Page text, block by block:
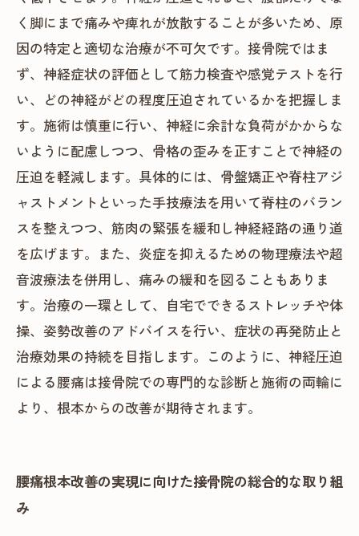
く脚にまで痛みや痺れが放散することが多いため、原
因の特定と適切な治療が不可欠です。接骨院ではま
ず、神経症状の評価として筋力検査や感覚テストを行
い、どの神経がどの程度圧迫されているかを把握しま
す。施術は慎重に行い、神経に余計な負荷がかからな
いように配慮しつつ、骨格の歪みを正すことで神経の
圧迫を軽減します。具体的には、骨盤矯正や脊柱アジ
ャストメントといった手技療法を用いて脊柱のバラン
スを整えつつ、筋肉の緊張を緩和し神経経路の通り道
を広げます。また、炎症を抑えるための物理療法や超
音波療法を併用し、痛みの緩和を図ることもありま
す。治療の一環として、自宅でできるストレッチや体
操、姿勢改善のアドバイスを行い、症状の再発防止と
治療効果の持続を目指します。このように、神経圧迫
による腰痛は接骨院での専門的な診断と施術の両輪に
より、根本からの改善が期待されます。
腰痛根本改善の実現に向けた接骨院の総合的な取り組
み